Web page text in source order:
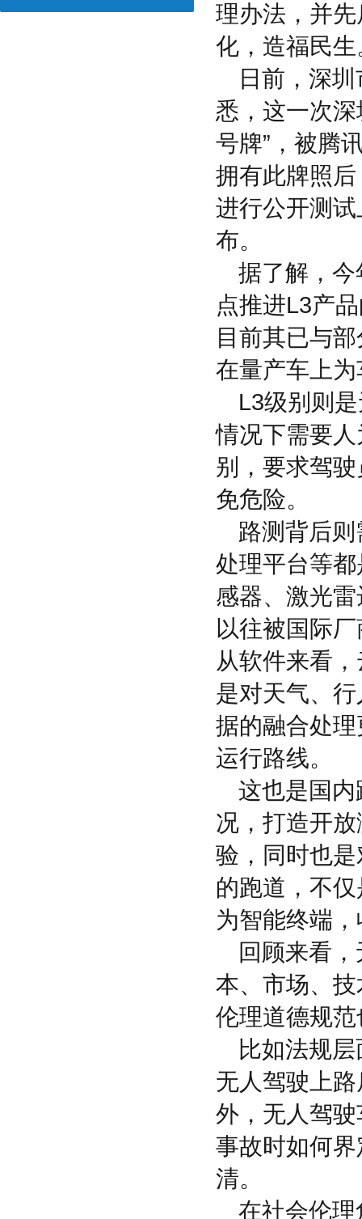
理办法，并
化，造福民生
日前，深
悉，这一次
号牌”，被腾
拥有此牌照
进行公开测
布。
据了解，
点推进L3产
目前其已与
在量产车上
L3级别则
情况下需要
别，要求驾
免危险。
路测背后
处理平台等
感器、激光
以往被国际
从软件来看
是对天气、
据的融合处
运行路线。
这也是国
况，打造开
验，同时也
的跑道，不
为智能终端
回顾来看
本、市场、
伦理道德规
比如法规
无人驾驶上
外，无人驾
事故时如何
清。
在社会伦